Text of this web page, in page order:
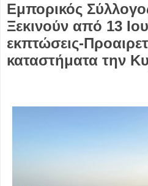
Εμπορικός
Ξεκινούν από 13
εκπτώσεις-
καταστήματα την